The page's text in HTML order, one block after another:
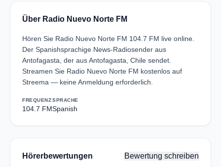
Über Radio Nuevo Norte FM
Hören Sie Radio Nuevo Norte FM 104.7 FM live online.
Der Spanishsprachige News-Radiosender aus
Antofagasta, der aus Antofagasta, Chile sendet.
Streamen Sie Radio Nuevo Norte FM kostenlos auf
Streema — keine Anmeldung erforderlich.
FREQUENZ
104.7 FM
SPRACHE
Spanish
Hörerbewertungen Bewertung schreiben